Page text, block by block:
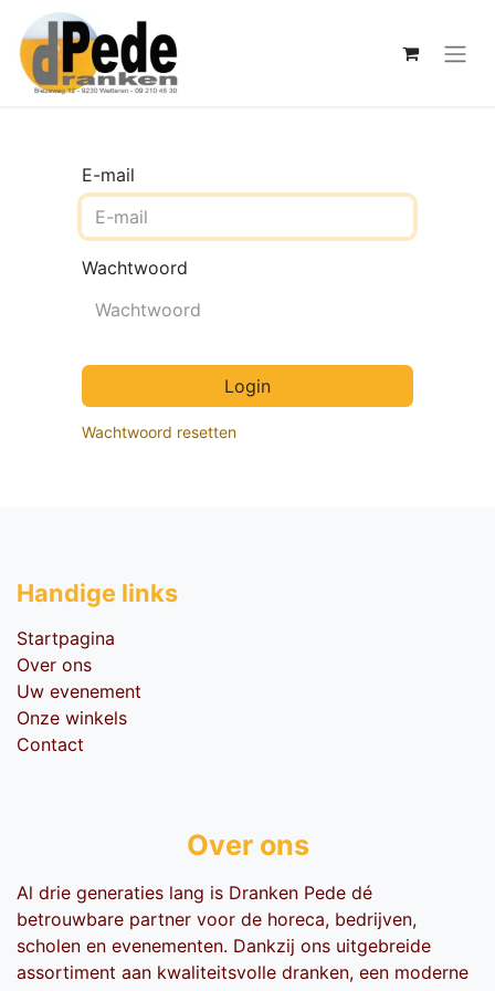
E-mail
Wachtwoord
Login
Wachtwoord resetten
Handige li​nks
Startpagina
Over ons
Uw evenement
Onze winkels
Contact
Over ons
Al drie generaties lang is Dranken Pede dé
betrouwbare partner voor de horeca, bedrijven,
scholen en evenementen. Dankzij ons uitgebreide
assortiment aan kwaliteitsvolle dranken, een moderne